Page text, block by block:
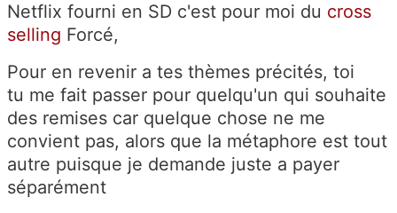
Netflix fourni en SD c'est pour moi du cross
selling Forcé,
Pour en revenir a tes thèmes précités, toi
tu me fait passer pour quelqu'un qui souhaite
des remises car quelque chose ne me
convient pas, alors que la métaphore est tout
autre puisque je demande juste a payer
séparément